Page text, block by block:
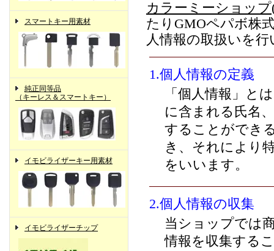
スマートキー用素材
純正同等品
（キーレス＆スマートキー）
イモビライザーキー用素材
イモビライザーチップ
カラーミーショップ
たりGMOペパボ株
人情報の取扱いを
1.個人情報の定義
「個人情報」と
に含まれる氏名
することができ
き、それにより
をいいます。
2.個人情報の収集
当ショップでは
情報を収集する